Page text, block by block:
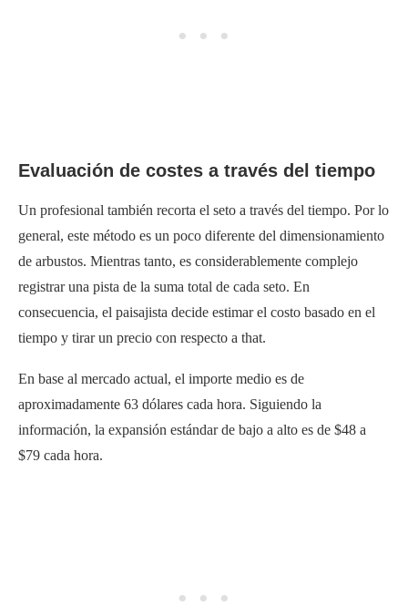
Evaluación de costes a través del tiempo
Un profesional también recorta el seto a través del tiempo. Por lo
general, este método es un poco diferente del dimensionamiento
de arbustos. Mientras tanto, es considerablemente complejo
registrar una pista de la suma total de cada seto. En
consecuencia, el paisajista decide estimar el costo basado en el
tiempo y tirar un precio con respecto a that.
En base al mercado actual, el importe medio es de
aproximadamente 63 dólares cada hora. Siguiendo la
información, la expansión estándar de bajo a alto es de $48 a
$79 cada hora.